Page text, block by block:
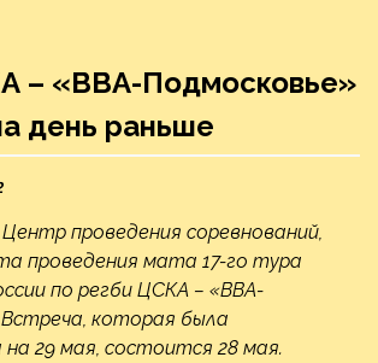
– «ВВА-Подмосковье»
день раньше
проведения соревнований,
проведения мата 17-го тура
по регби ЦСКА – «ВВА-
которая была
на 29 мая, состоится 28 мая.